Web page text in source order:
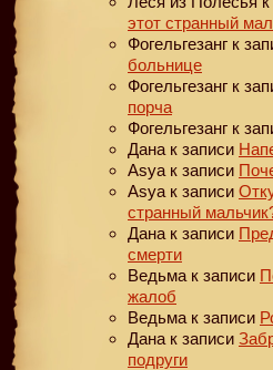
этот странный
Фогельгезанг к
больнице
Фогельгезанг к
порча
Фогельгезанг к
Дана к записи
Asya к записи
Asya к записи
странный
Дана к записи
смерти
Ведьма к записи
жалоб
Ведьма к записи
Дана к записи
подруги